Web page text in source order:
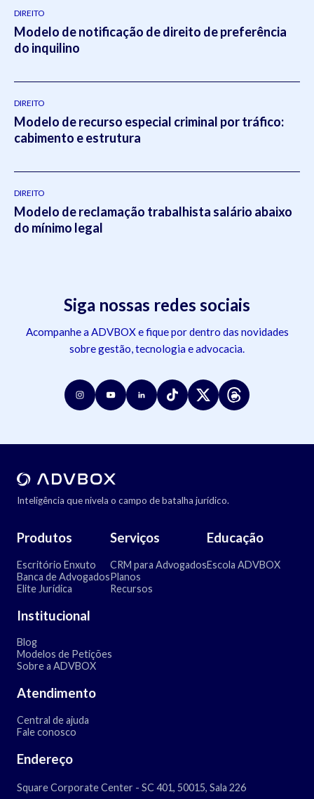
DIREITO
Modelo de notificação de direito de preferência
do inquilino
DIREITO
Modelo de recurso especial criminal por tráfico:
cabimento e estrutura
DIREITO
Modelo de reclamação trabalhista salário abaixo
do mínimo legal
Siga nossas redes sociais
Acompanhe a ADVBOX e fique por dentro das novidades
sobre gestão, tecnologia e advocacia.
Inteligência que nivela o campo de batalha jurídico.
Produtos
Escritório Enxuto
Banca de Advogados
Elite Jurídica
Serviços
CRM para Advogados
Planos
Recursos
Educação
Escola ADVBOX
Institucional
Blog
Modelos de Petições
Sobre a ADVBOX
Atendimento
Central de ajuda
Fale conosco
Endereço
Square Corporate Center - SC 401, 50015, Sala 226